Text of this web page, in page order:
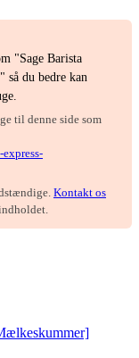
"Sage Barista
så du bedre kan
til denne side som
Kontakt os